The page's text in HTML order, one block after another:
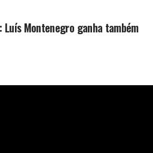
Luís Montenegro ganha também